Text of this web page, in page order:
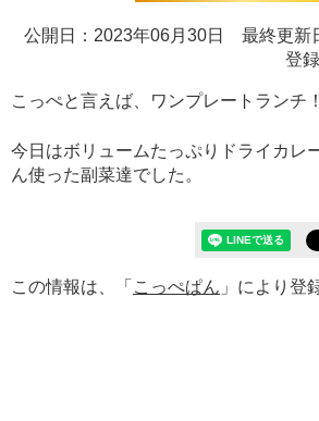
公開日：2023年06月30日 最終更新
登
こっぺと言えば、ワンプレートランチ！
今日はボリュームたっぷりドライカレ
ん使った副菜達でした。
この情報は、「 こっぺぱん 」により登